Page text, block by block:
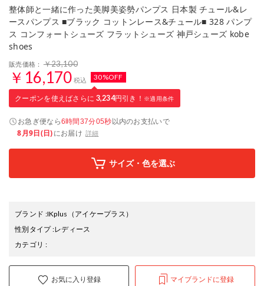
整体師と一緒に作った美脚美姿勢パンプス 日本製 チュール&レ
ースパンプス ■ブラック コットンレース&チュール■ 328 パンプ
ス コンフォートシューズ フラットシューズ 神戸シューズ kobe
shoes
販売価格： ￥23,100
￥16,170 税込 30%OFF
クーポンを使えばさらに 3,234円引き！ ※適用条件
お急ぎ便なら6時間37分04秒以内のお支払いで
8月9日(日)にお届け 詳細
サイズ・色を選ぶ
ブランド :IKplus （アイケープラス）
性別タイプ:レディース
カテゴリ :
お気に入り登録 マイブランドに登録